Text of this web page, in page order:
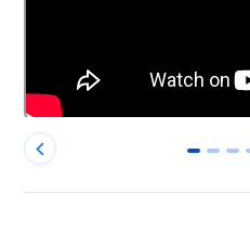
0 1 2